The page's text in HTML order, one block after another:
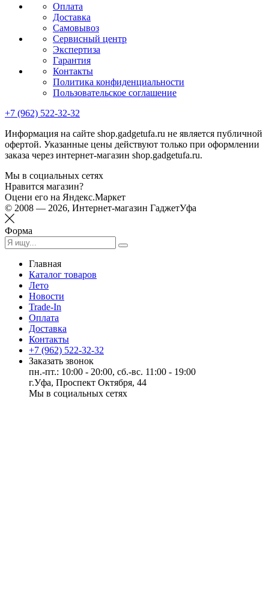
Оплата
Доставка
Самовывоз
Сервисный центр
Экспертиза
Гарантия
Контакты
Политика конфиденциальности
Пользовательское соглашение
+7 (962) 522-32-32
Информация на сайте shop.gadgetufa.ru не является публичной
офертой. Указанные цены действуют только при оформлении
заказа через интернет-магазин shop.gadgetufa.ru.
Мы в социальных сетях
Нравится магазин?
Оцени его на Яндекс.Маркет
© 2008 — 2026, Интернет-магазин ГаджетУфа
Форма
Главная
Каталог товаров
Лето
Новости
Trade-In
Оплата
Доставка
Контакты
+7 (962) 522-32-32
Заказать звонок
пн.-пт.: 10:00 - 20:00, сб.-вс. 11:00 - 19:00
г.Уфа, Проспект Октября, 44
Мы в социальных сетях